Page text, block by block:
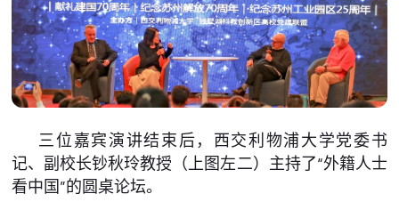
三位嘉宾演讲结束后，西交利物浦大学党委书
记、副校长钞秋玲教授（上图左二）主持了“外籍人士
看中国”的圆桌论坛。